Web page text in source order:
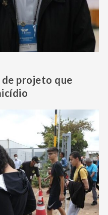
de projeto que